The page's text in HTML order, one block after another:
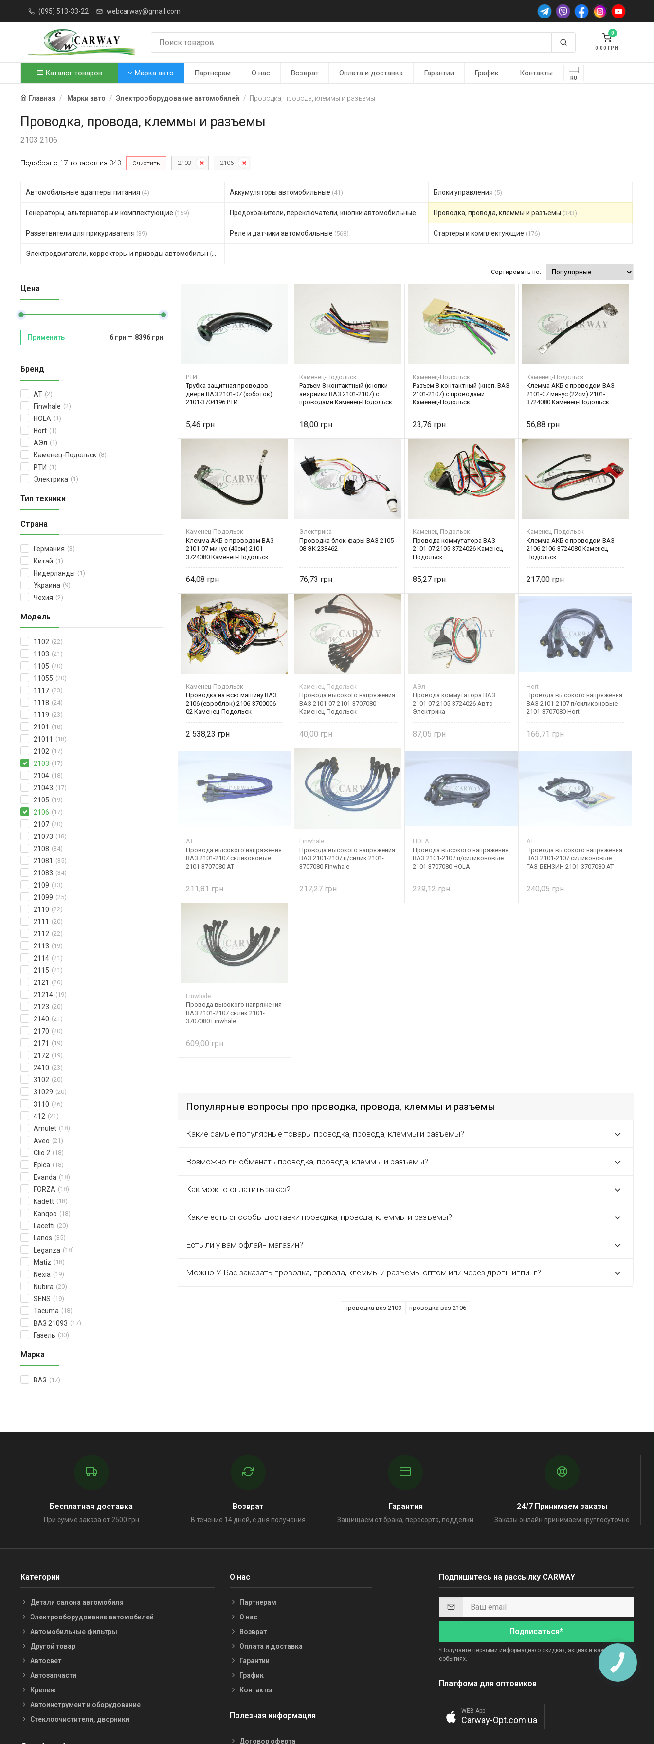
(095) 513-33-22 webcarway@gmail.com
0
0,00
Каталог товаров Марка авто Партнерам О нас Возврат Оплата и доставка Гарантии График Контакты
RU
Главная Марки авто Электрооборудование автомобилей Проводка, провода, клеммы и разъемы
Проводка, провода, клеммы и разъемы
2103 2106
Подобрано 17 товаров из 343 Очистить 2103 2106
Автомобильные адаптеры питания (4) Аккумуляторы автомобильные (41) Блоки управления (5)
Генераторы, альтернаторы и комплектующие (159) (306) Проводка, провода, клеммы и разъемы (343)
Разветвители для прикуривателя (39) Реле и датчики автомобильные (568) Стартеры и комплектующие (176)
Электродвигатели, корректоры и приводы автомобильн (123)
Цена
Применить 6грн – 8396грн
Бренд
AT (2)
Finwhale (2)
HOLA (1)
Hort (1)
АЭл (1)
Каменец-Подольск (8)
РТИ (1)
Электрика (1)
Тип техники
Страна
Германия (3)
Китай (1)
Нидерланды (1)
Украина (9)
Чехия (2)
Модель
1102 (22)
1103 (21)
1105 (20)
11055 (20)
1117 (23)
1118 (24)
1119 (23)
2101 (18)
21011 (18)
2102 (17)
2103 (17)
2104 (18)
21043 (17)
2105 (19)
2106 (17)
2107 (20)
21073 (18)
2108 (34)
21081 (35)
21083 (34)
2109 (33)
21099 (25)
2110 (22)
2111 (20)
2112 (22)
2113 (19)
2114 (21)
2115 (21)
2121 (20)
21214 (19)
2123 (20)
2140 (21)
2170 (20)
2171 (19)
2172 (19)
2410 (23)
3102 (20)
31029 (20)
3110 (26)
412 (21)
Amulet (18)
Aveo (21)
Clio 2 (18)
Epica (18)
Evanda (18)
FORZA (18)
Kadett (18)
Kangoo (18)
Lacetti (20)
Lanos (35)
Leganza (18)
Matiz (18)
Nexia (19)
Nubira (20)
SENS (19)
Tacuma (18)
ВАЗ 21093 (17)
Газель (30)
Марка
ВАЗ (17)
Сортировать по:
РТИ
Трубка защитная проводов
двери ВАЗ 2101-07 (хоботок)
2101-3704196 РТИ
5,46
Каменец-Подольск
Разъем 8-контактный (кнопки
аварийки ВАЗ 2101-2107) с
проводами Каменец-Подольск
18,00
Каменец-Подольск
Разъем 8-контактный (кноп. ВАЗ
2101-2107) с проводами
Каменец-Подольск
23,76
Каменец-Подольск
Клемма АКБ с проводом ВАЗ
2101-07 минус (22см) 2101-
3724080 Каменец-Подольск
56,88
Каменец-Подольск
Клемма АКБ с проводом ВАЗ
2101-07 минус (40см) 2101-
3724080 Каменец-Подольск
64,08
Электрика
Проводка блок-фары ВАЗ 2105-
08 ЭК 238462
76,73
Каменец-Подольск
Провода коммутатора ВАЗ
2101-07 2105-3724026 Каменец-
Подольск
85,27
Каменец-Подольск
Клемма АКБ с проводом ВАЗ
2106 2106-3724080 Каменец-
Подольск
217,00
Каменец-Подольск
Проводка на всю машину ВАЗ
2106 (евроблок) 2106-3700006-
02 Каменец-Подольск
2 538,23
Каменец-Подольск
Провода высокого напряжения
ВАЗ 2101-07 2101-3707080
Каменец-Подольск
40,00
АЭл
Провода коммутатора ВАЗ
2101-07 2105-3724026 Авто-
Электрика
87,05
Hort
Провода высокого напряжения
ВАЗ 2101-2107 п/силиконовые
2101-3707080 Hort
166,71
AT
Провода высокого напряжения
ВАЗ 2101-2107 силиконовые
2101-3707080 AT
211,81
Finwhale
Провода высокого напряжения
ВАЗ 2101-2107 п/силик 2101-
3707080 Finwhale
217,27
HOLA
Провода высокого напряжения
ВАЗ 2101-2107 п/силиконовые
2101-3707080 HOLA
229,12
AT
Провода высокого напряжения
ВАЗ 2101-2107 силиконовые
ГАЗ-БЕНЗИН 2101-3707080 AT
240,05
Finwhale
Провода высокого напряжения
ВАЗ 2101-2107 силик 2101-
3707080 Finwhale
609,00
Популярные вопросы про проводка, провода, клеммы и разъемы
Какие самые популярные товары проводка, провода, клеммы и разъемы?
Возможно ли обменять проводка, провода, клеммы и разъемы?
Как можно оплатить заказ?
Какие есть способы доставки проводка, провода, клеммы и разъемы?
Есть ли у вам офлайн магазин?
Можно У Вас заказать проводка, провода, клеммы и разъемы оптом или через дропшиппинг?
проводка ваз 2109 проводка ваз 2106
Бесплатная доставка
При сумме заказа от 2500 грн
Возврат
В течение 14 дней, с дня получения
Гарантия
Защищаем от брака, пересорта, подделки
24/7 Принимаем заказы
Заказы онлайн принимаем круглосуточно
Категории
Детали салона автомобиля
Электрооборудование автомобилей
Автомобильные фильтры
Другой товар
Автосвет
Автозапчасти
Крепеж
Автоинструмент и оборудование
Стеклоочистители, дворники
О нас
Партнерам
О нас
Возврат
Оплата и доставка
Гарантии
График
Контакты
Полезная информация
Договор оферта
Подпишитесь на рассылку CARWAY
Подписаться*
*Получайте первыми информацию о скидках, акциях и важных
событиях.
Платфома для оптовиков
WEB App
Carway-Opt.com.ua